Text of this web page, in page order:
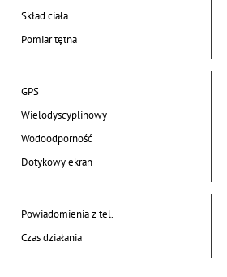
Skład ciała
Pomiar tętna
GPS
Wielodyscyplinowy
Wodoodporność
Dotykowy ekran
Powiadomienia z tel.
Czas działania